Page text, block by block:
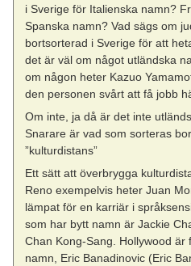
i Sverige för Italienska namn?
Spanska namn? Vad sägs om
bortsorterad i Sverige för att
det är väl om något utländska
om någon heter Kazuo
den personen svårt att få jobb
Om inte, ja då är det inte
Snarare är vad som sorteras
”kulturdistans”
Ett sätt att överbrygga
Reno exempelvis heter Juan
lämpat för en karriär i
som har bytt namn är Jackie
Chan Kong-Sang. Hollywood
namn, Eric Banadinovic (Eric